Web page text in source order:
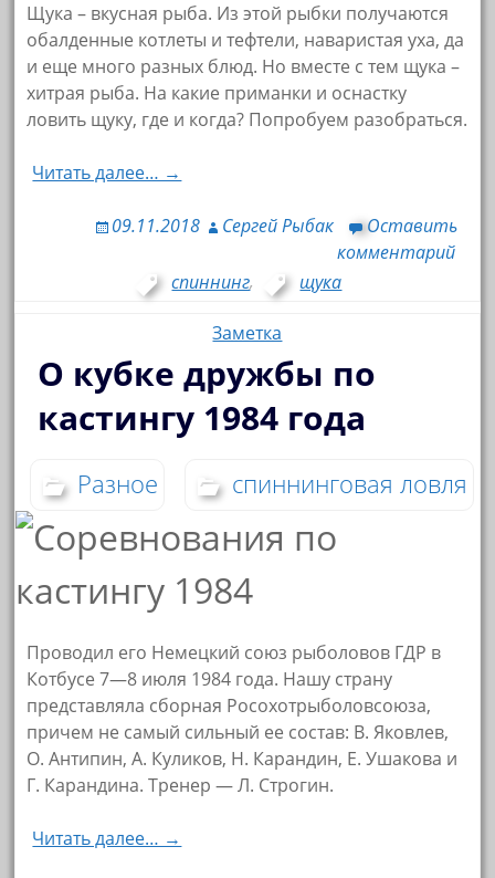
Щука – вкусная рыба. Из этой рыбки получаются
обалденные котлеты и тефтели, наваристая уха, да
и еще много разных блюд. Но вместе с тем щука –
хитрая рыба. На какие приманки и оснастку
ловить щуку, где и когда? Попробуем разобраться.
Читать далее… →
09.11.2018 Сергей Рыбак
Оставить
комментарий
спиннинг, щука
Заметка
О кубке дружбы по
кастингу 1984 года
Разное спиннинговая ловля
Проводил его Немецкий союз рыболовов ГДР в
Котбусе 7—8 июля 1984 года. Нашу страну
представляла сборная Росохотрыболовсоюза,
причем не самый сильный ее состав: В. Яковлев,
О. Антипин, А. Куликов, Н. Карандин, Е. Ушакова и
Г. Карандина. Тренер — Л. Строгин.
Читать далее… →